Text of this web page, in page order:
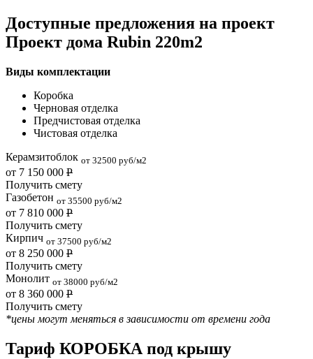
Доступные предложения на проект
Проект дома Rubin 220m2
Виды комплектации
Коробка
Черновая отделка
Предчистовая отделка
Чистовая отделка
Керамзитоблок от 32500 руб/м2
от 7 150 000 Р
Получить смету
Газобетон от 35500 руб/м2
от 7 810 000 Р
Получить смету
Кирпич от 37500 руб/м2
от 8 250 000 Р
Получить смету
Монолит от 38000 руб/м2
от 8 360 000 Р
Получить смету
*цены могут меняться в зависимости от времени года
Тариф КОРОБКА под крышу